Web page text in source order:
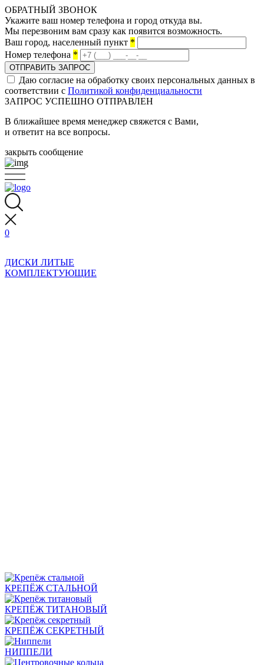
ОБРАТНЫЙ ЗВОНОК
Укажите ваш номер телефона и город откуда вы.
Мы перезвоним вам сразу как появится возможность.
Ваш город, населенный пункт *
Номер телефона *
ОТПРАВИТЬ ЗАПРОС
Даю согласие на обработку своих персональных данных в
соответствии с Политикой конфиденциальности
ЗАПРОС УСПЕШНО ОТПРАВЛЕН
В ближайшее время менеджер свяжется с Вами,
и ответит на все вопросы.
закрыть сообщение
0
ДИСКИ ЛИТЫЕ
КОМПЛЕКТУЮЩИЕ
КРЕПЁЖ СТАЛЬНОЙ
КРЕПЁЖ ТИТАНОВЫЙ
КРЕПЁЖ СЕКРЕТНЫЙ
НИППЕЛИ